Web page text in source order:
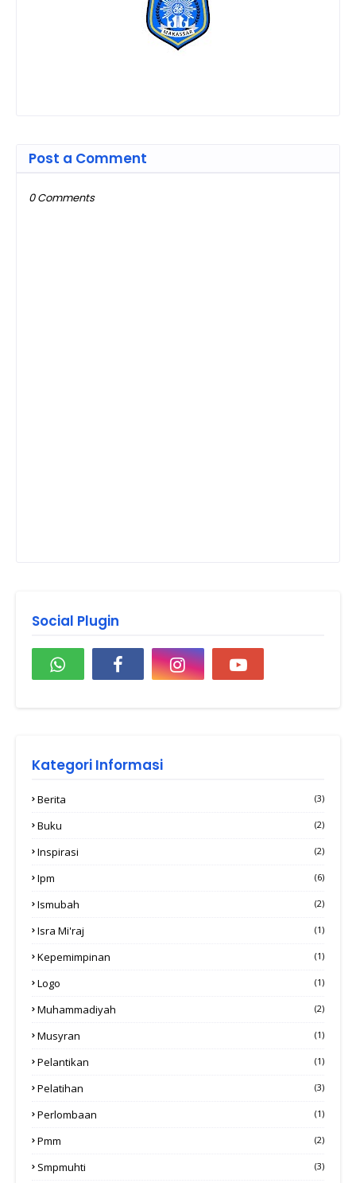
Post a Comment
0 Comments
Social Plugin
Kategori Informasi
Berita (3)
Buku (2)
Inspirasi (2)
Ipm (6)
Ismubah (2)
Isra Mi'raj (1)
Kepemimpinan (1)
Logo (1)
Muhammadiyah (2)
Musyran (1)
Pelantikan (1)
Pelatihan (3)
Perlombaan (1)
Pmm (2)
Smpmuhti (3)